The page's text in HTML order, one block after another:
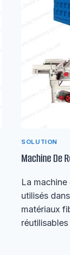
SOLUTION
Machine De
La
utilisés
matériaux